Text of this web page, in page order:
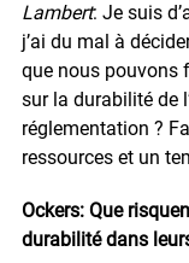
Lambert: Je suis
j’ai du mal à
que nous pouvons
sur la durabilité de
réglementation ?
ressources et un
Ockers: Que
durabilité dans